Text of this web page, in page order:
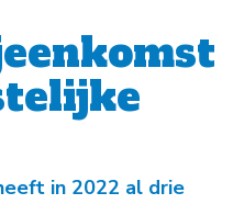
in 2022 al drie